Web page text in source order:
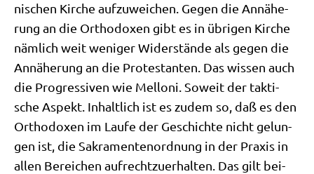
ni­schen Kir­che auf­zu­wei­chen. Gegen die Annä­he­
rung an die Ortho­do­xen gibt es in übri­gen Kir­che
näm­lich weit weni­ger Wider­stän­de als gegen die
Annä­he­rung an die Pro­te­stan­ten. Das wis­sen auch
die Pro­gres­si­ven wie Mel­lo­ni. Soweit der tak­ti­
sche Aspekt. Inhalt­lich ist es zudem so, daß es den
Ortho­do­xen im Lau­fe der Geschich­te nicht gelun­
gen ist, die Sakra­men­ten­ord­nung in der Pra­xis in
allen Berei­chen auf­recht­zu­er­hal­ten. Das gilt bei­